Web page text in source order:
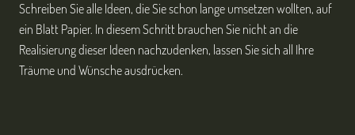
Schreiben Sie alle Ideen, die Sie schon lange umsetzen wollten, auf
ein Blatt Papier. In diesem Schritt brauchen Sie nicht an die
Realisierung dieser Ideen nachzudenken, lassen Sie sich all Ihre
Träume und Wünsche ausdrücken.